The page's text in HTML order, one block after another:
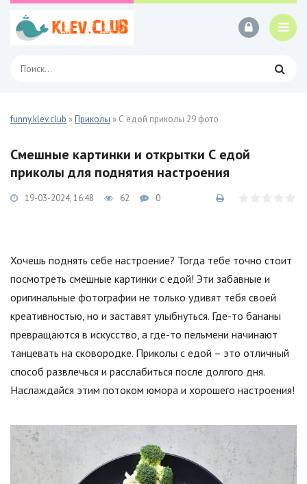
funny.klev.club »Приколы » С едой приколы 29 фото
Смешные картинки и открытки С едой
приколы для поднятия настроения
19-03-2024, 16:48 62 0
Хочешь поднять себе настроение? Тогда тебе точно стоит
посмотреть смешные картинки с едой! Эти забавные и
оригинальные фотографии не только удивят тебя своей
креативностью, но и заставят улыбнуться. Где-то бананы
превращаются в искусство, а где-то пельмени начинают
танцевать на сковородке. Приколы с едой – это отличный
способ развлечься и расслабиться после долгого дня.
Наслаждайся этим потоком юмора и хорошего настроения!